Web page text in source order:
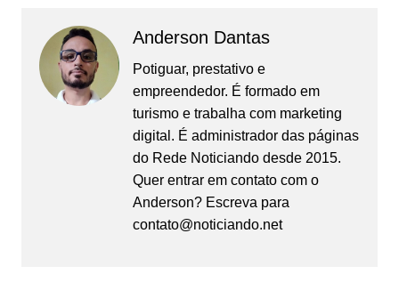
Anderson Dantas
Potiguar, prestativo e
empreendedor. É formado em
turismo e trabalha com marketing
digital. É administrador das páginas
do Rede Noticiando desde 2015.
Quer entrar em contato com o
Anderson? Escreva para
contato@noticiando.net